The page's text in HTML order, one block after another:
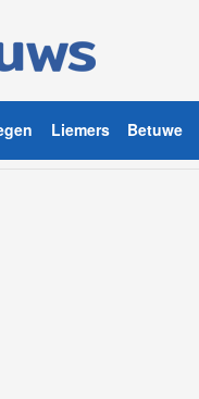
Liemers Betuwe